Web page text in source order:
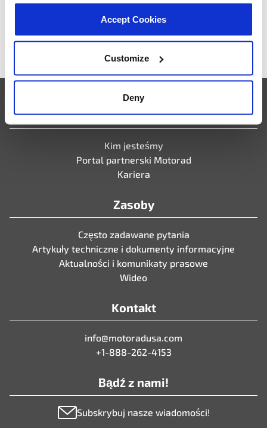
Accept Cookies
Customize
Deny
Firma
Kim jesteśmy
Portal partnerski Motorad
Kariera
Zasoby
Często zadawane pytania
Artykuły techniczne i dokumenty informacyjne
Aktualności i komunikaty prasowe
Wideo
Kontakt
info@motoradusa.com
+1-888-262-4153
Bądź z nami!
Subskrybuj nasze wiadomości!